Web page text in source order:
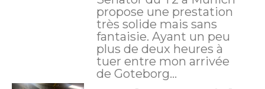
propose une prestation
très solide mais sans
fantaisie. Ayant un peu
plus de deux heures à
tuer entre mon arrivée
de Goteborg...